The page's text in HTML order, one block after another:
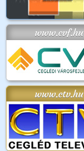
www.cvf.hu
www.ctv.hu